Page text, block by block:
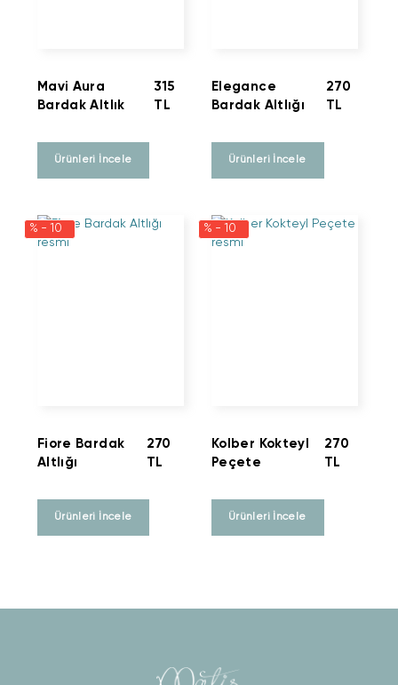
Mavi Aura
Bardak Altlık
315
TL
Ürünleri İncele
Elegance
Bardak Altlığı
270
TL
Ürünleri İncele
% - 10
Fiore Bardak
Altlığı
270
TL
Ürünleri İncele
% - 10
Kolber Kokteyl
Peçete
270
TL
Ürünleri İncele